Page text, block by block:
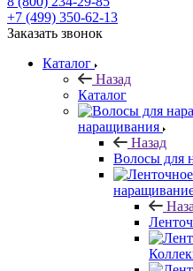
+7 (499) 350-62-13
Заказать звонок
Каталог
Назад
Каталог
наращивания
Назад
Волосы для